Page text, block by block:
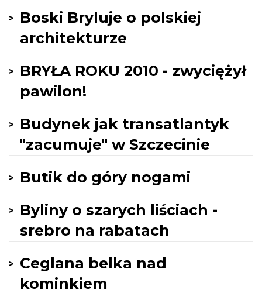
Boski Bryluje o polskiej
architekturze
BRYŁA ROKU 2010 - zwyciężył
pawilon!
Budynek jak transatlantyk
"zacumuje" w Szczecinie
Butik do góry nogami
Byliny o szarych liściach -
srebro na rabatach
Ceglana belka nad
kominkiem